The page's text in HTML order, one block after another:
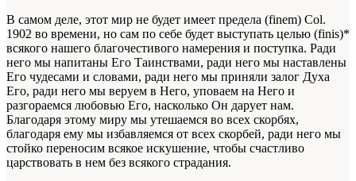
В самом деле, этот мир не будет имеет предела (finem) Col.
1902 во времени, но сам по себе будет выступать целью (finis)*
всякого нашего благочестивого намерения и поступка. Ради
него мы напитаны Его Таинствами, ради него мы наставлены
Его чудесами и словами, ради него мы приняли залог Духа
Его, ради него мы веруем в Него, уповаем на Него и
разгораемся любовью Его, насколько Он дарует нам.
Благодаря этому миру мы утешаемся во всех скорбях,
благодаря ему мы избавляемся от всех скорбей, ради него мы
стойко переносим всякое искушение, чтобы счастливо
царствовать в нем без всякого страдания.